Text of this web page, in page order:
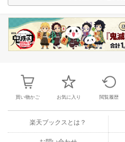
買い物かご お気に入り 閲覧履歴
楽天ブックスとは？